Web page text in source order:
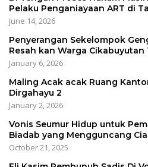
Pelaku Penganiayaan ART di
June 14, 2026
Penyerangan Sekelompok
Resah kan Warga Cikabuyutan
January 6, 2026
Maling Acak acak Ruang
Dirgahayu 2
January 2, 2026
Vonis Seumur Hidup untuk
Biadab yang Mengguncang
October 21, 2025